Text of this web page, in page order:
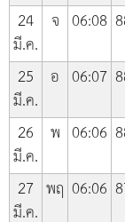
24
มี.ค.
จ 06:08
25
มี.ค.
อ 06:07
26
มี.ค.
พ 06:06
27
มี.ค.
พฤ 06:06